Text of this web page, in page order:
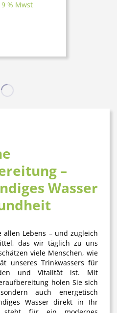
% Mwst
–
Wasser
allen Lebens – und zugleich
das wir täglich zu uns
viele Menschen, wie
unseres Trinkwassers für
und Vitalität ist. Mit
holen Sie sich
auch energetisch
Wasserdirekt in Ihr